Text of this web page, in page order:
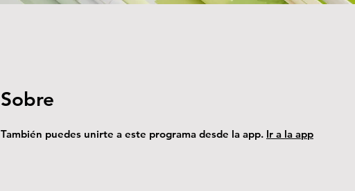
Sobre
También puedes unirte a este programa desde la app. Ir a la app